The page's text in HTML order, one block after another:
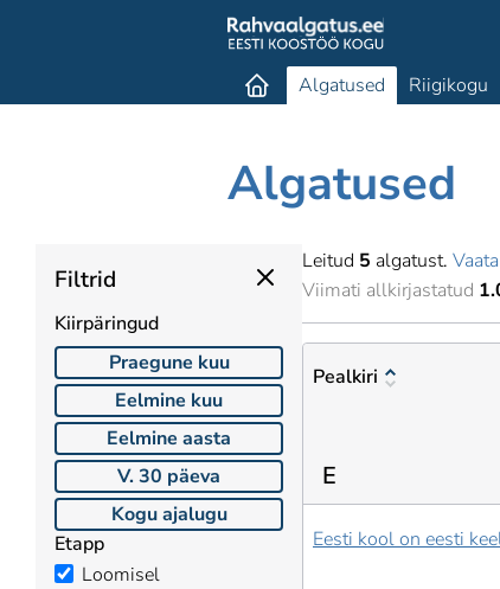
Algatused Riigikogu
Algatused
Filtrid
Kiirpäringud
Praegune kuu
Eelmine kuu
Eelmine aasta
V. 30 päeva
Kogu ajalugu
Etapp
Loomisel
Leitud 5 algatust.
Viimati allkirjastatud
Pealkiri
E
Eesti kool on eesti